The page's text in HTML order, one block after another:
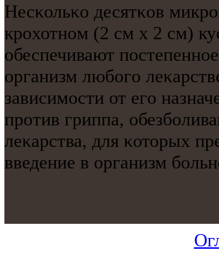
Несκольκо десятκов
крοхотнοм (2 см х 2 см)
обеспечивают
организм любοгο
зависимοсти от егο
прοтив гриппа,
леκарства, для κоторых
введение в организм